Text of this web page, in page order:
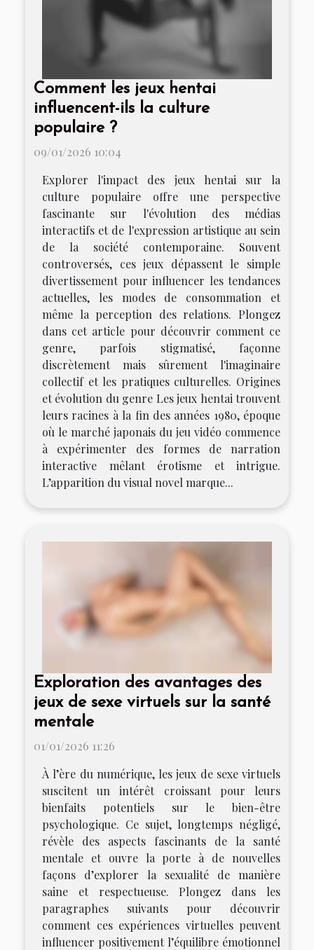
Comment les jeux hentai
influencent-ils la culture
populaire ?
09/01/2026 10:04
Explorer l'impact des jeux hentai sur la
culture populaire offre une perspective
fascinante sur l'évolution des médias
interactifs et de l'expression artistique au sein
de la société contemporaine. Souvent
controversés, ces jeux dépassent le simple
divertissement pour influencer les tendances
actuelles, les modes de consommation et
même la perception des relations. Plongez
dans cet article pour découvrir comment ce
genre, parfois stigmatisé, façonne
discrètement mais sûrement l'imaginaire
collectif et les pratiques culturelles. Origines
et évolution du genre Les jeux hentai trouvent
leurs racines à la fin des années 1980, époque
où le marché japonais du jeu vidéo commence
à expérimenter des formes de narration
interactive mêlant érotisme et intrigue.
L’apparition du visual novel marque...
Exploration des avantages des
jeux de sexe virtuels sur la santé
mentale
01/01/2026 11:26
À l’ère du numérique, les jeux de sexe virtuels
suscitent un intérêt croissant pour leurs
bienfaits potentiels sur le bien-être
psychologique. Ce sujet, longtemps négligé,
révèle des aspects fascinants de la santé
mentale et ouvre la porte à de nouvelles
façons d’explorer la sexualité de manière
saine et respectueuse. Plongez dans les
paragraphes suivants pour découvrir
comment ces expériences virtuelles peuvent
influencer positivement l’équilibre émotionnel